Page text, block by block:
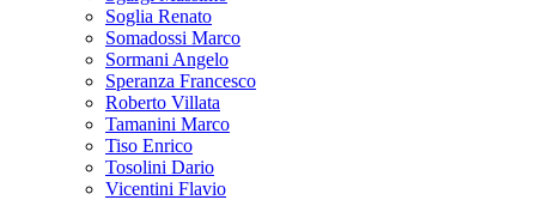
Soglia Renato
Somadossi Marco
Sormani Angelo
Speranza Francesco
Roberto Villata
Tamanini Marco
Tiso Enrico
Tosolini Dario
Vicentini Flavio